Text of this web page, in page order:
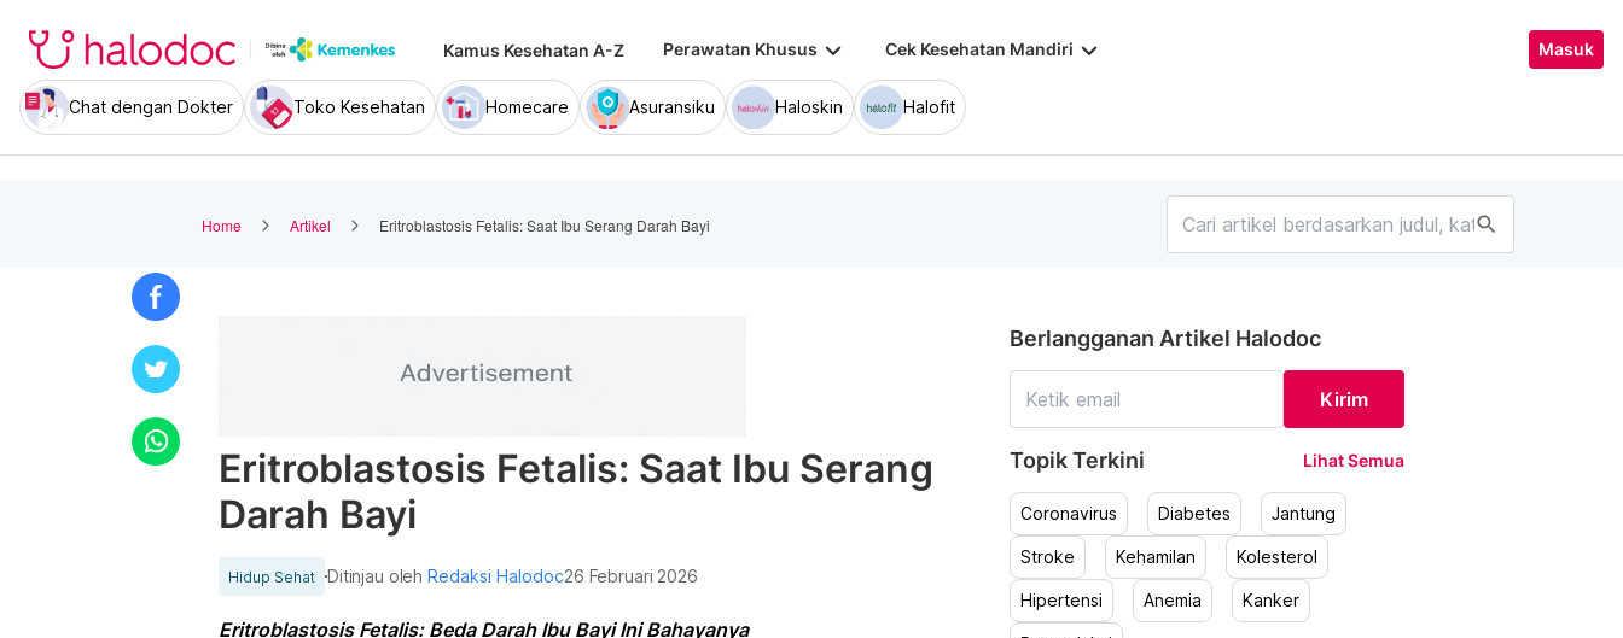
Kamus Kesehatan A-Z Perawatan Khusus keyboard_arrow_down Cek Kesehatan Mandiri keyboard_arrow_down Masuk
Chat dengan Dokter Toko Kesehatan Homecare Asuransiku Haloskin Halofit
Home Artikel Eritroblastosis Fetalis: Saat Ibu Serang Darah Bayi search
Eritroblastosis Fetalis: Saat Ibu Serang
Darah Bayi
Hidup Sehat Ditinjau olehRedaksi Halodoc26 Februari 2026
Eritroblastosis Fetalis: Beda Darah Ibu Bayi Ini Bahayanya
Berlangganan Artikel Halodoc
Kirim
Topik Terkini Lihat Semua
Coronavirus Diabetes Jantung
Stroke Kehamilan Kolesterol
Hipertensi Anemia Kanker